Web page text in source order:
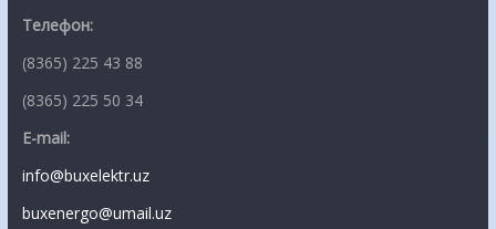
Телефон:
(8365) 225 43 88
(8365) 225 50 34
E-mail:
info@buxelektr.uz
buxenergo@umail.uz